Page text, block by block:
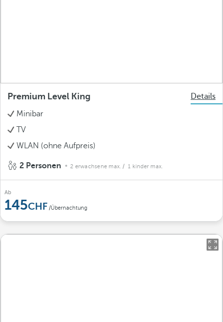
Premium Level King
Details
Minibar
TV
WLAN (ohne Aufpreis)
2 Personen 2 erwachsene max. / 1 kinder max.
Ab
145 /Übernachtung